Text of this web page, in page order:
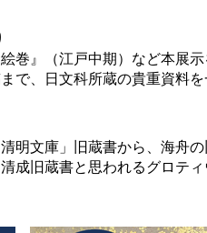
巻』（江戸中期）など本展
で、日文科所蔵の貴重資料を
明文庫」旧蔵書から、海舟
成旧蔵書と思われるグロテ